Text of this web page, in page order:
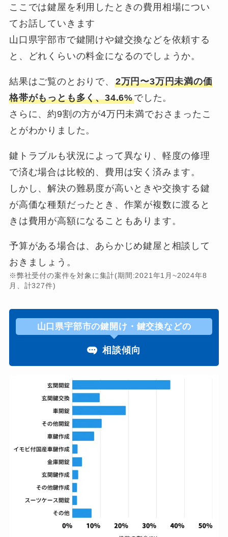
ここでは鍵屋を利用したときの費用相場につい
てお話していきます
山口県宇部市で鍵開けや鍵交換などを依頼する
と、どれくらいの料金になるのでしょうか。
結果はご覧のとおりで、 2万円〜3万円未満の価
格帯がもっとも多く、34.6%でした。
さらに、約9割の方が4万円未満でおさまったこ
とがわかりました。
鍵トラブルも状況によって異なり、軽度の修理
で済む場合は比較的、費用は安く済みます。
しかし、解決の難易度が高いときや交換する鍵
が高価な種類だったとき、作業が複数に渡ると
きは費用が高額になることもあります。
予算がある場合は、あらかじめ鍵屋と相談して
おきましょう。
※弊社受付の案件を対象に集計(期間:2021年1月~2024年8
月、計327件)
山口県宇部市の鍵開け・鍵交換などの
相談傾向